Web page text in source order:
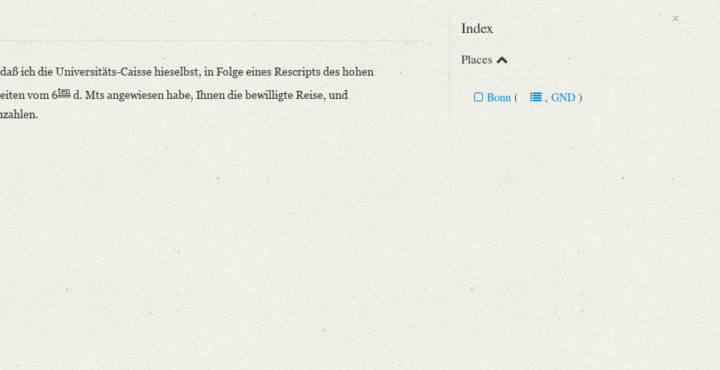
daß ich die Universitäts-Caisse hieselbst, in Folge eines Rescripts des hohen [...]“
ich die Universitäts-Caisse hieselbst, in Folge eines Rescripts des hohen
vom 6ten d. Mts angewiesen habe, Ihnen die bewilligte Reise, und
×
Index
Places
Bonn (, GND)